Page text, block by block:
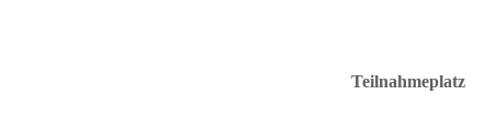
Teilnahmeplatz